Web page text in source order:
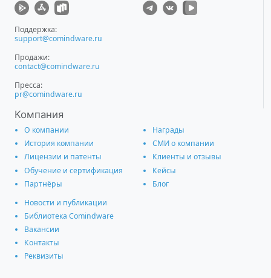
Поддержка:
support@comindware.ru
Продажи:
contact@comindware.ru
Пресса:
pr@comindware.ru
Компания
О компании
История компании
Лицензии и патенты
Обучение и сертификация
Партнёры
Награды
СМИ о компании
Клиенты и отзывы
Кейсы
Блог
Новости и публикации
Библиотека Comindware
Вакансии
Контакты
Реквизиты